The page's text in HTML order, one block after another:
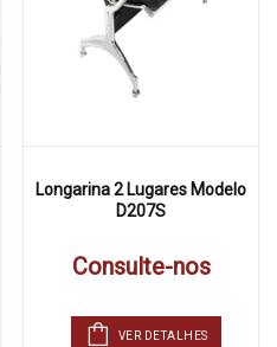
Longarina 2 Lugares Modelo
D207S
Consulte-nos
VER DETALHES